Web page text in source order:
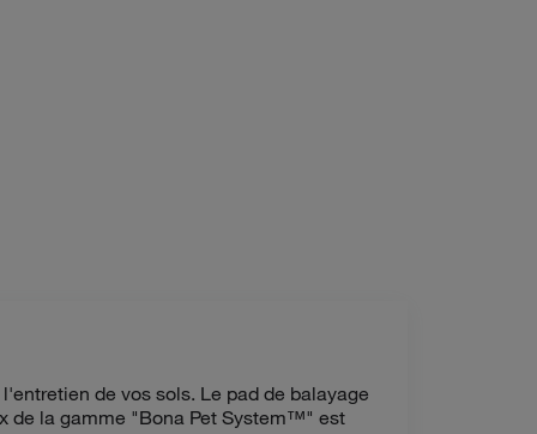
de vos sols. Le pad de balayage
de la gamme "Bona Pet System™" est